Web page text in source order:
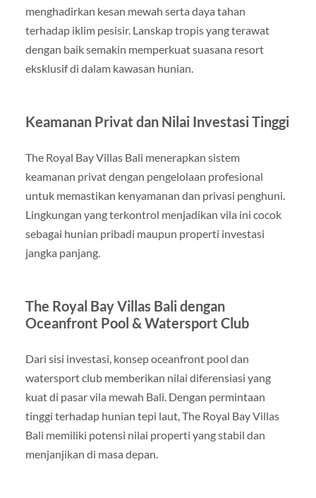
menghadirkan kesan mewah serta daya tahan
terhadap iklim pesisir. Lanskap tropis yang terawat
dengan baik semakin memperkuat suasana resort
eksklusif di dalam kawasan hunian.
Keamanan Privat dan Nilai Investasi Tinggi
The Royal Bay Villas Bali menerapkan sistem
keamanan privat dengan pengelolaan profesional
untuk memastikan kenyamanan dan privasi penghuni.
Lingkungan yang terkontrol menjadikan vila ini cocok
sebagai hunian pribadi maupun properti investasi
jangka panjang.
The Royal Bay Villas Bali dengan
Oceanfront Pool & Watersport Club
Dari sisi investasi, konsep oceanfront pool dan
watersport club memberikan nilai diferensiasi yang
kuat di pasar vila mewah Bali. Dengan permintaan
tinggi terhadap hunian tepi laut, The Royal Bay Villas
Bali memiliki potensi nilai properti yang stabil dan
menjanjikan di masa depan.